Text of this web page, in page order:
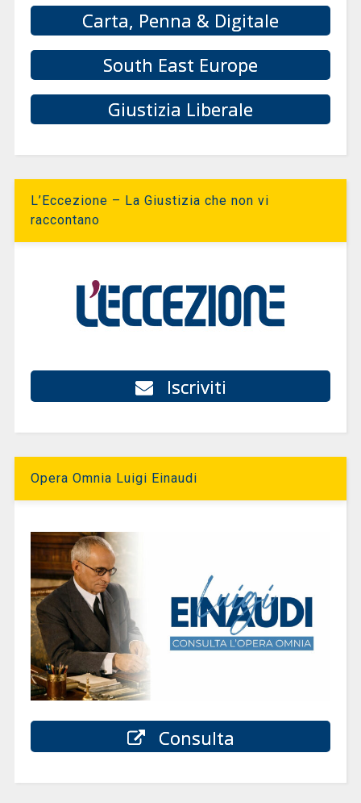
Carta, Penna & Digitale
South East Europe
Giustizia Liberale
L’Eccezione – La Giustizia che non vi
raccontano
Iscriviti
Opera Omnia Luigi Einaudi
Consulta